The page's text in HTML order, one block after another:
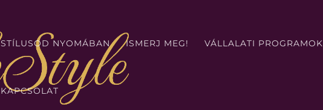
STÍLUSOD NYOMÁBAN ISMERJ MEG! VÁLLALATI PROGRAMOK
KAPCSOLAT